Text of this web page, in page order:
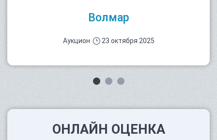
Волмар
Аукцион 23 октября 2025
ОНЛАЙН ОЦЕНКА